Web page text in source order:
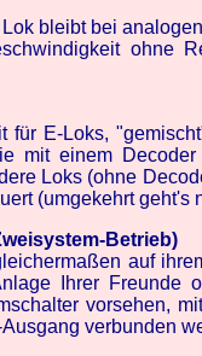
bleibt bei
ohne
für E-Loks,
mit einem
Loks (ohne
(umgekehrt geht's
Betrieb)
auf
Ihrer Freunde
vorsehen,
verbunden